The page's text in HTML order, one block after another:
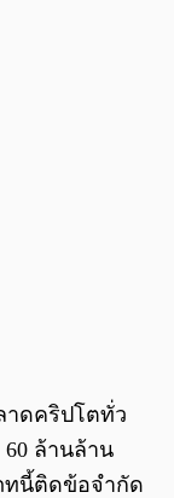
าดคริปโตทั่ว
ล้านล้าน
ทนี้ติดข้อจำกัด